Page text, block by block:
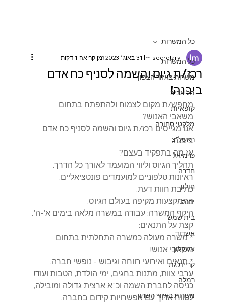
כל המשרות
משרות באזור הצפון
תל אביב
קופאיות
מלקטי סחורה
ראשל"צ
כרמיאל
חדרה
חולון
יבנה
בית שמש
אשדוד
אשקלון
קריית גת
רמלה
משרות באזור השרון
כל המשרות
רכז/ת גיוס והשמה לסניף כח אדם
ביבנה!
lm secretary31 באוג׳ 2023 זמן קריאה 1 דקות
מחפש/ת מקום לצמוח ולהתפתח בתחום
משאבי האנוש?
אנו מגייסים רכז/ת גיוס והשמה לסניף כח אדם
ביבנה.
אז מה בתפקיד בעצם?
תהליך הגיוס וליווי המועמד לאורך כל הדרך.
ראיונות טלפוניים למועמדים פונטציאליים.
כתיבת חוות דעת.
התמקצעות מקיפה בעולם הגיוס.
היקף המשרה: עבודה במשרה מלאה בימים א'-ה'.
קצת על התנאים:
* משרה מעולה כמשרה התחלתית בתחום
משאבי אנוש!
* תנאים ואירועי רווחה וגיבוש - נופשי חברה,
ערבי צוות, מתנות בחגים, ימי הולדת, הטבות ועוד!
כניסה לחברת השמה וכ"א ארצית גדולה ומובילה,
לטווח ארוך עם אפשרויות קידום בחברה.